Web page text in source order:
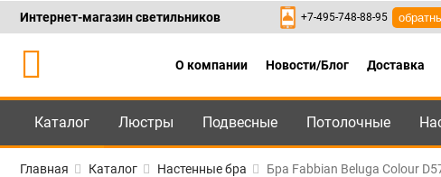
Каталог +7-495-748-88-95 ,8-
Интернет-магазин светильников +7-495-748-88-95
О компании Новости/Блог Доставка
Каталог Люстры Подвесные Потолочные
Главная Каталог Настенные бра Бра Fabbian Beluga Colour